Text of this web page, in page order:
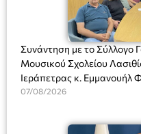
Συνάντηση με το Σύλλογο
Μουσικού Σχολείου
Ιεράπετρας κ. Εμμανουήλ
Διευθύντριας του
07/08/2026